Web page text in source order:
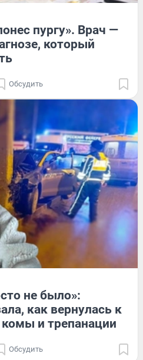
пургу». Врач —
который
Обсудить
не было»:
как вернулась к
и трепанации
Обсудить